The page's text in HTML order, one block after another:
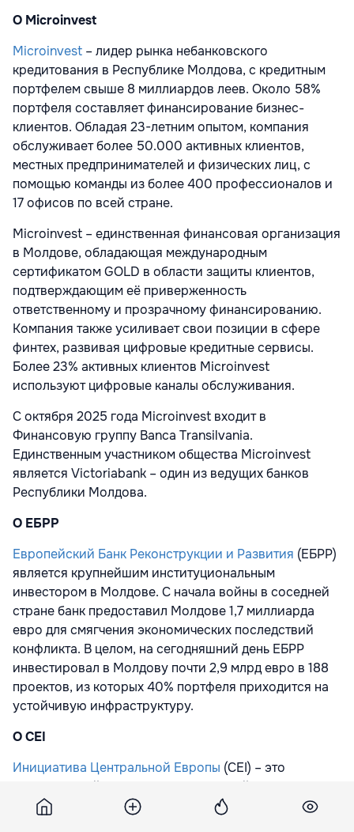
О Microinvest
Microinvest – лидер рынка небанковского
кредитования в Республике Молдова, с кредитным
портфелем свыше 8 миллиардов леев. Около 58%
портфеля составляет финансирование бизнес-
клиентов. Обладая 23-летним опытом, компания
обслуживает более 50.000 активных клиентов,
местных предпринимателей и физических лиц, с
помощью команды из более 400 профессионалов и
17 офисов по всей стране.
Microinvest – единственная финансовая организация
в Молдове, обладающая международным
сертификатом GOLD в области защиты клиентов,
подтверждающим её приверженность
ответственному и прозрачному финансированию.
Компания также усиливает свои позиции в сфере
финтех, развивая цифровые кредитные сервисы.
Более 23% активных клиентов Microinvest
используют цифровые каналы обслуживания.
С октября 2025 года Microinvest входит в
Финансовую группу Banca Transilvania.
Единственным участником общества Microinvest
является Victoriabank – один из ведущих банков
Республики Молдова.
О ЕБРР
Европейский Банк Реконструкции и Развития (ЕБРР)
является крупнейшим институциональным
инвестором в Молдове. С начала войны в соседней
стране банк предоставил Молдове 1,7 миллиарда
евро для смягчения экономических последствий
конфликта. В целом, на сегодняшний день ЕБРР
инвестировал в Молдову почти 2,9 млрд евро в 188
проектов, из которых 40% портфеля приходится на
устойчивую инфраструктуру.
О CEI
Инициатива Центральной Европы (CEI) – это
региональный межправительственный форум,
основанный в 1989 году, который объединяет 17